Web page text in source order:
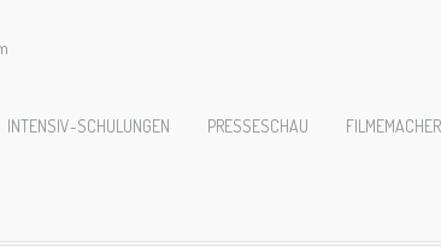
INTENSIV-SCHULUNGEN PRESSESCHAU FILMEMACHER